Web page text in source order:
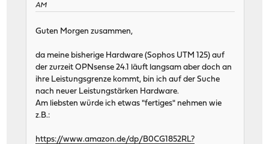
AM
Guten Morgen zusammen,
da meine bisherige Hardware (Sophos UTM 125) auf
der zurzeit OPNsense 24.1 läuft langsam aber doch an
ihre Leistungsgrenze kommt, bin ich auf der Suche
nach neuer Leistungstärken Hardware.
Am liebsten würde ich etwas "fertiges" nehmen wie
z.B.:
https://www.amazon.de/dp/B0CG1852RL?